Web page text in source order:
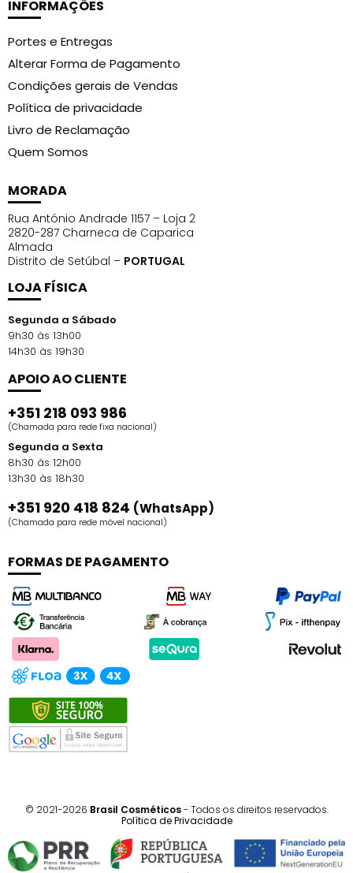
cuba seca e limpa.
Em seguida, defina a temperatura adequada no
painel digital.
Depois, misture a cera para garantir textura
uniforme antes da aplicação.
Por fim, mantenha a temperatura desejada e
realize o procedimento com segurança.
Oferece aquecimento rápido e controlado.
Permite limpeza fácil entre clientes.
Valoriza o espaço com acabamento
contemporâneo.
Garante conforto e eficiência no serviço de
depilação.
A Escolha Inteligente para o Seu Espaço de
Depilação
Escolher o Weelko WKE020 Aquecedor de Cera Digital
Black reforça a imagem sofisticada da sua cabina.
Portanto, os clientes percebem um serviço
organizado e confortável. Em conclusão, aposte neste
equipamento e eleve o padrão de depilação.
Especificações
Peso líquido: 915 g
Dimensões do produto: 182 x 195 x 141 mm
INFORMAÇÕES
Portes e Entregas
Alterar Forma de Pagamento
Condições gerais de Vendas
Política de privacidade
Livro de Reclamação
Quem Somos
MORADA
Rua António Andrade 1157 – Loja 2
2820-287 Charneca de Caparica
Almada
Distrito de Setúbal – PORTUGAL
LOJA FÍSICA
Segunda a Sábado
9h30 às 13h00
14h30 às 19h30
APOIO AO CLIENTE
+351 218 093 986
(Chamada para rede fixa nacional)
Segunda a Sexta
8h30 às 12h00
13h30 às 18h30
+351 920 418 824 (WhatsApp)
(Chamada para rede móvel nacional)
FORMAS DE PAGAMENTO
© 2021-2026 Brasil Cosméticos- Todos os direitos reservados.
Política de Privacidade